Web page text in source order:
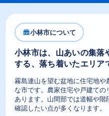
小林市について
小林市は、山あいの集落
する、落ち着いたエリア
霧島連山を望む盆地に住宅地
な市です。農家住宅や戸建て
あります。山間部では道幅や
確認したい点が多くなります。